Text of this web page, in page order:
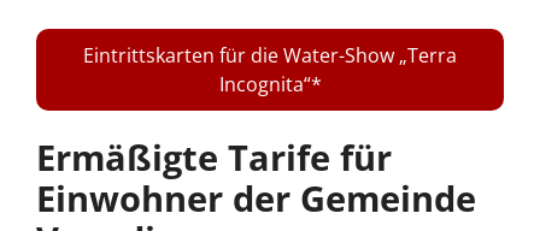
Eintrittskarten für die Water-Show „Terra
Incognita“
Ermäßigte Tarife für
Einwohner der Gemeinde